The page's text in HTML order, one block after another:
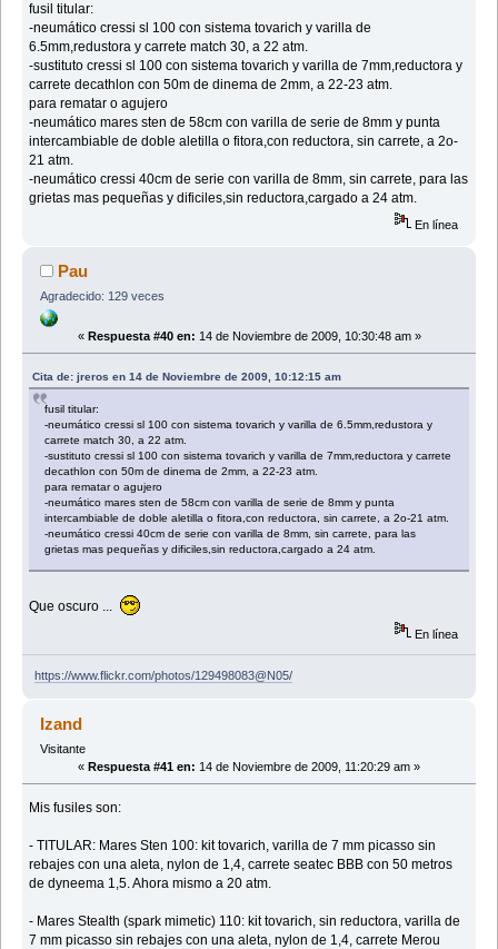
fusil titular:
-neumático cressi sl 100 con sistema tovarich y varilla de
6.5mm,redustora y carrete match 30, a 22 atm.
-sustituto cressi sl 100 con sistema tovarich y varilla de 7mm,reductora y
carrete decathlon con 50m de dinema de 2mm, a 22-23 atm.
para rematar o agujero
-neumático mares sten de 58cm con varilla de serie de 8mm y punta
intercambiable de doble aletilla o fitora,con reductora, sin carrete, a 2o-
21 atm.
-neumático cressi 40cm de serie con varilla de 8mm, sin carrete, para las
grietas mas pequeñas y dificiles,sin reductora,cargado a 24 atm.
En línea
Pau
Agradecido: 129 veces
« Respuesta #40 en: 14 de Noviembre de 2009, 10:30:48 am »
Cita de: jreros en 14 de Noviembre de 2009, 10:12:15 am
fusil titular:
-neumático cressi sl 100 con sistema tovarich y varilla de 6.5mm,redustora y
carrete match 30, a 22 atm.
-sustituto cressi sl 100 con sistema tovarich y varilla de 7mm,reductora y carrete
decathlon con 50m de dinema de 2mm, a 22-23 atm.
para rematar o agujero
-neumático mares sten de 58cm con varilla de serie de 8mm y punta
intercambiable de doble aletilla o fitora,con reductora, sin carrete, a 2o-21 atm.
-neumático cressi 40cm de serie con varilla de 8mm, sin carrete, para las
grietas mas pequeñas y dificiles,sin reductora,cargado a 24 atm.
Que oscuro ...
En línea
https://www.flickr.com/photos/129498083@N05/
Izand
Visitante
« Respuesta #41 en: 14 de Noviembre de 2009, 11:20:29 am »
Mis fusiles son:
- TITULAR: Mares Sten 100: kit tovarich, varilla de 7 mm picasso sin
rebajes con una aleta, nylon de 1,4, carrete seatec BBB con 50 metros
de dyneema 1,5. Ahora mismo a 20 atm.
- Mares Stealth (spark mimetic) 110: kit tovarich, sin reductora, varilla de
7 mm picasso sin rebajes con una aleta, nylon de 1,4, carrete Merou